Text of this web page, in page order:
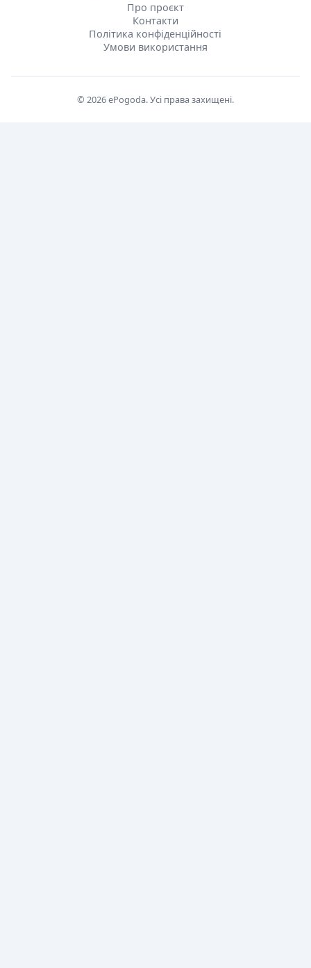
Про проєкт
Контакти
Політика конфіденційності
Умови використання
© 2026 ePogoda. Усі права захищені.